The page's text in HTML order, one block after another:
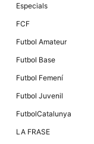
Especials
FCF
Futbol Amateur
Futbol Base
Futbol Femení
Futbol Juvenil
FutbolCatalunya
LA FRASE